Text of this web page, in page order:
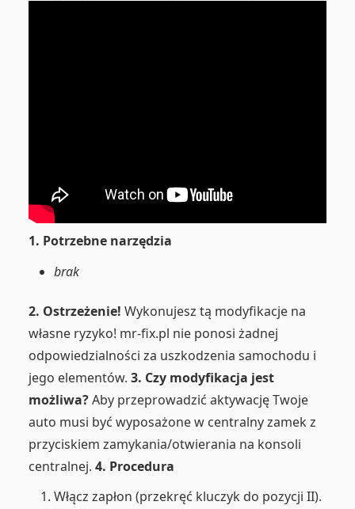
1. Potrzebne narzędzia
brak
2. Ostrzeżenie! Wykonujesz tą modyfikacje na
własne ryzyko! mr-fix.pl nie ponosi żadnej
odpowiedzialności za uszkodzenia samochodu i
jego elementów. 3. Czy modyfikacja jest
możliwa?Aby przeprowadzić aktywację Twoje
auto musi być wyposażone w centralny zamek z
przyciskiem zamykania/otwierania na konsoli
centralnej. 4. Procedura
Włącz zapłon (przekręć kluczyk do pozycji II).